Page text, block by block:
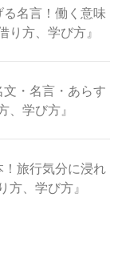
名言！働く意味
り方、学び方』
・名言・あらす
、学び方』
旅行気分に浸れ
方、学び方』